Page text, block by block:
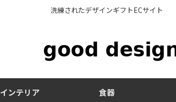
洗練されたデザインギフトECサイト
インテリア 食器